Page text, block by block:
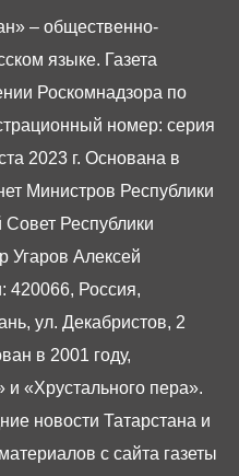
– общественно-
языке. Газета
Роскомнадзора по
номер: серия
2023 г. Основана в
Министров Республики
Совет Республики
Угаров Алексей
420066, Россия,
ул. Декабристов, 2
в 2001 году,
и «Хрустального пера».
новости Татарстана и
с сайта газеты